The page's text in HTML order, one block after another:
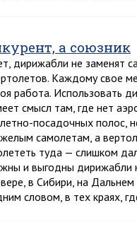
а союзник
дирижабли не заменят
Каждому свое
работа. Использовать
смысл там, где нет
посадочных полос,
самолетам, а
туда — слишком
и выгодны дирижабли
в Сибири, на
словом, в тех краях,